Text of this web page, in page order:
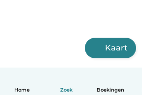
Home Zoek Boekingen
Kaart